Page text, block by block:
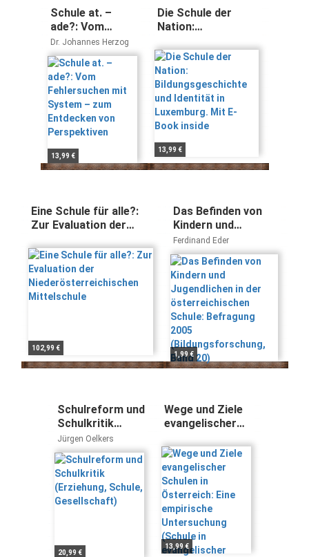
Schule at. –
ade?: Vom
Fehlersuchen
mit System –
zum Entdecken
von
Perspektiven
Dr. Johannes Herzog
13,99 €
Die Schule der
Nation:
und Identität in
Luxemburg. Mit E-
Book inside
13,99 €
Eine Schule für alle?:
Zur Evaluation der
Mittelschule
102,99 €
Das Befinden von
Kindern und
Jugendlichen in der
österreichischen
Schule: Befragung
2005
(Bildungsforschung,
Band 20)
Ferdinand Eder
1,99 €
Schulreform und
Schulkritik
(Erziehung,
Schule,
Gesellschaft)
Jürgen Oelkers
20,99 €
Wege und Ziele
evangelischer
Österreich: Eine
empirische
Untersuchung
(Schule in
evangelischer
Trägerschaft)
13,99 €